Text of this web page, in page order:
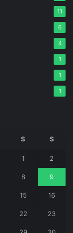
11
6
4
1
1
1
S S
1 2
8 9
15 16
22 23